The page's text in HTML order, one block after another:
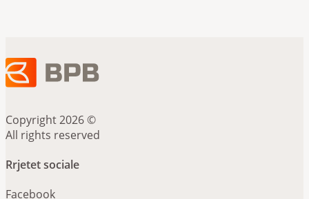
Copyright 2026 ©
All rights reserved
Rrjetet sociale
Facebook